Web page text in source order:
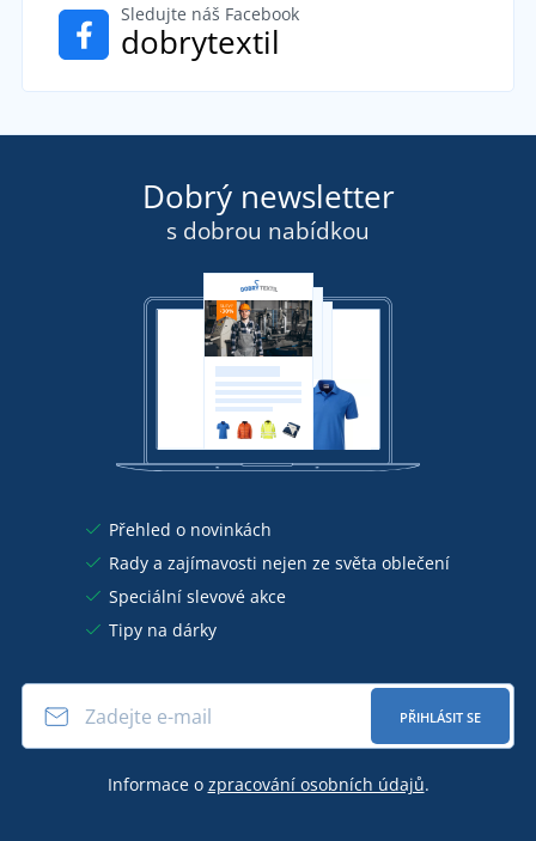
Sledujte náš Facebook
dobrytextil
Dobrý newsletter
s dobrou nabídkou
Přehled o novinkách
Rady a zajímavosti nejen ze světa oblečení
Speciální slevové akce
Tipy na dárky
PŘIHLÁSIT SE
Informace o zpracování osobních údajů.